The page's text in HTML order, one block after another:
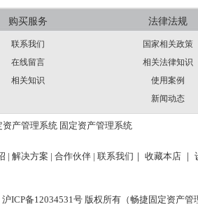
购买服务
联系我们
在线留言
相关知识
法律法规
国家相关政策
相关法律知识
使用案例
新闻动态
资产管理系统 固定资产管理系统
| 解决方案 | 合作伙伴 | 联系我们｜ 收藏本店 ｜
沪ICP备12034531号 版权所有（畅捷固定资产管